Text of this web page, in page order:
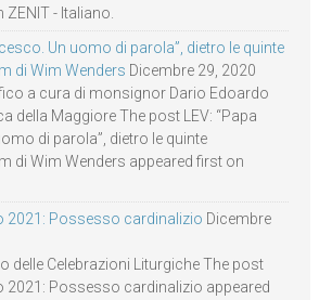
- Italiano.
Un uomo di parola”, dietro le quinte
di Wim Wenders Dicembre 29, 2020
a cura di monsignor Dario Edoardo
della Maggiore The post LEV: “Papa
di parola”, dietro le quinte
di Wim Wenders appeared first on
2021: Possesso cardinalizio Dicembre
delle Celebrazioni Liturgiche The post
2021: Possesso cardinalizio appeared